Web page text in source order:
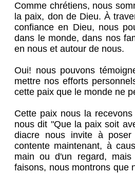
Comme chrétiens, nous
la paix, don de Dieu. À
confiance en Dieu, nous
dans le monde, dans nos
en nous et autour de nous.
Oui! nous pouvons
mettre nos efforts
cette paix que le monde ne
Cette paix nous la
nous dit "Que la paix soit
diacre nous invite à
contente maintenant, à
main ou d'un regard,
faisons, nous montrons que